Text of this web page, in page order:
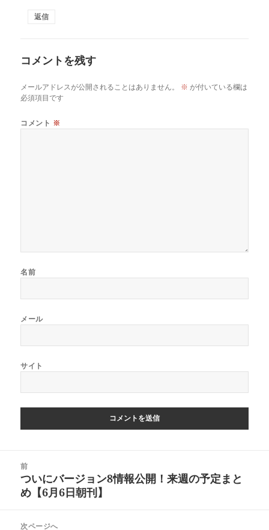
返信
コメントを残す
メールアドレスが公開されることはありません。 ※ が付いている欄は
必須項目です
コメント ※
名前
メール
サイト
前
前
の
稿:
ついにバージョン8情報公開！来週の予定まと
め【6月6日朝刊】
次ページへ